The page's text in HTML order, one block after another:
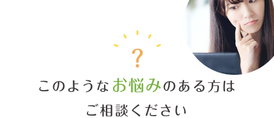
このような お悩みのある方は
ご相談ください